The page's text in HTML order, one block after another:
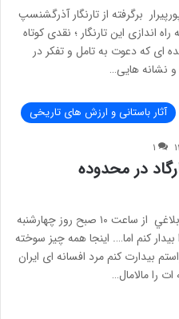
برگرفته از تارنگار آذرگشنسپ
اندازی اين تارنگار ؛ نقدی کوتاه
ای که دعوت به تامل و تفکر در
و نشانه هايی…
آثار باستانی و ارزش های تاریخی
۱
در محدوده
حريق منطقه پاسارگاد در محدوده تنگه‌بلاغي از ساعت ۱۰ صبح روز چهارشنبه
کنم اما…. اینجا همه چیز سوخته
کنم مرد افسانه ای ایران
را مالامال…